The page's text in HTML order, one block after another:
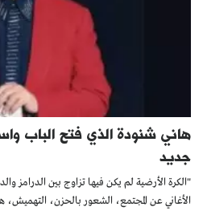
هاني شنودة الذي فتح الباب
جديد
"الكرة الأرضية لم يكن فيها تزاوج بين الدرامز
الأغاني عن المجتمع، الشعور بالحزن،